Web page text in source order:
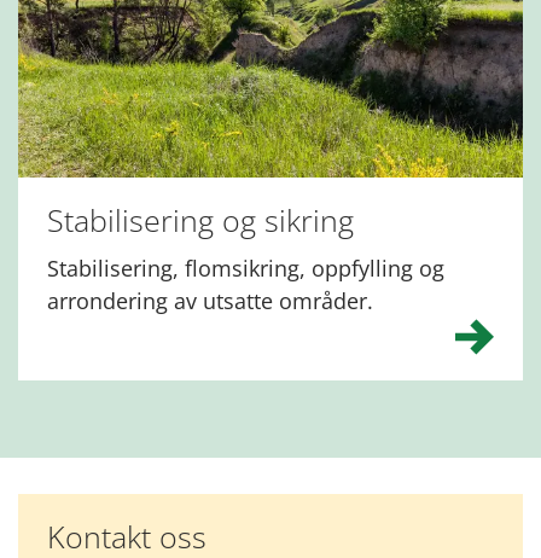
Stabilisering og sikring
Stabilisering, flomsikring, oppfylling og
arrondering av utsatte områder.
Kontakt oss